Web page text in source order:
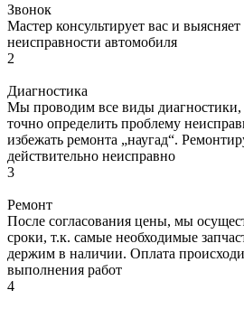
Звонок
Мастер консультирует вас и
неисправности автомобиля
2
Диагностика
Мы проводим все виды диагностики,
точно определить проблему
избежать ремонта „наугад“.
действительно неисправно
3
Ремонт
После согласования цены, мы
сроки, т.к. самые необходимые
держим в наличии. Оплата
выполнения работ
4